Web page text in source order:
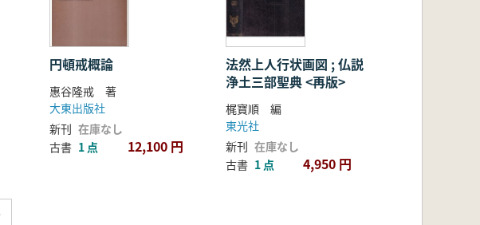
円頓戒概論
惠谷隆戒 著
大東出版社
新刊 在庫なし
古書 1 点 12,100 円
法然上人行状画図 ; 仏説
浄土三部聖典 <再版>
梶寶順 編
東光社
新刊 在庫なし
古書 1 点 4,950 円